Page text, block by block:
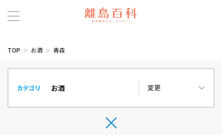
TOP お酒 青森
カテゴリ 変更